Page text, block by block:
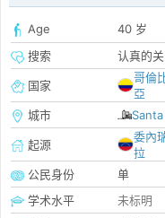
Age
40 岁
搜索
认真的
国家
哥倫
亞
城市
起源
委內
拉
公民身份
单
学术水平
未标明